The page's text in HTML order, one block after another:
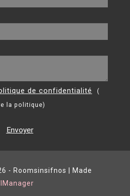
de confidentialité
(
la politique)
Envoyer
- Roomsinsifnos | Made